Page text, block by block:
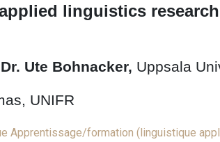
linguistics
Ute Bohnacker, Uppsala
UNIFR
Apprentissage/formation (linguistique